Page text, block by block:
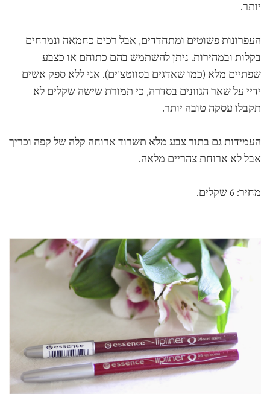
יותר.
העפרונות פשוטים ומתחדדים, אבל רכים כחמאה ונמרחים
בקלות ובמהירות. ניתן להשתמש בהם כתוחם או כצבע
שפתיים מלא (כמו שאדגים בסווטצ'ים). אני ללא ספק אשים
ידיי על שאר הגוונים בסדרה, כי תמורת שישה שקלים לא
תקבלו עסקה טובה יותר.
העמידות גם בתור צבע מלא תשרוד ארוחה קלה של קפה וכריך
אבל לא ארוחת צהריים מלאה.
מחיר: 6 שקלים.